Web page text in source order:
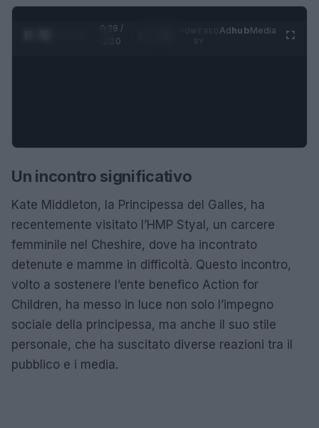
0:28 /
1:20
AdhubMedia
Un incontro significativo
Kate Middleton, la Principessa del Galles, ha
recentemente visitato l’HMP Styal, un carcere
femminile nel Cheshire, dove ha incontrato
detenute e mamme in difficoltà. Questo incontro,
volto a sostenere l’ente benefico Action for
Children, ha messo in luce non solo l’impegno
sociale della principessa, ma anche il suo stile
personale, che ha suscitato diverse reazioni tra il
pubblico e i media.